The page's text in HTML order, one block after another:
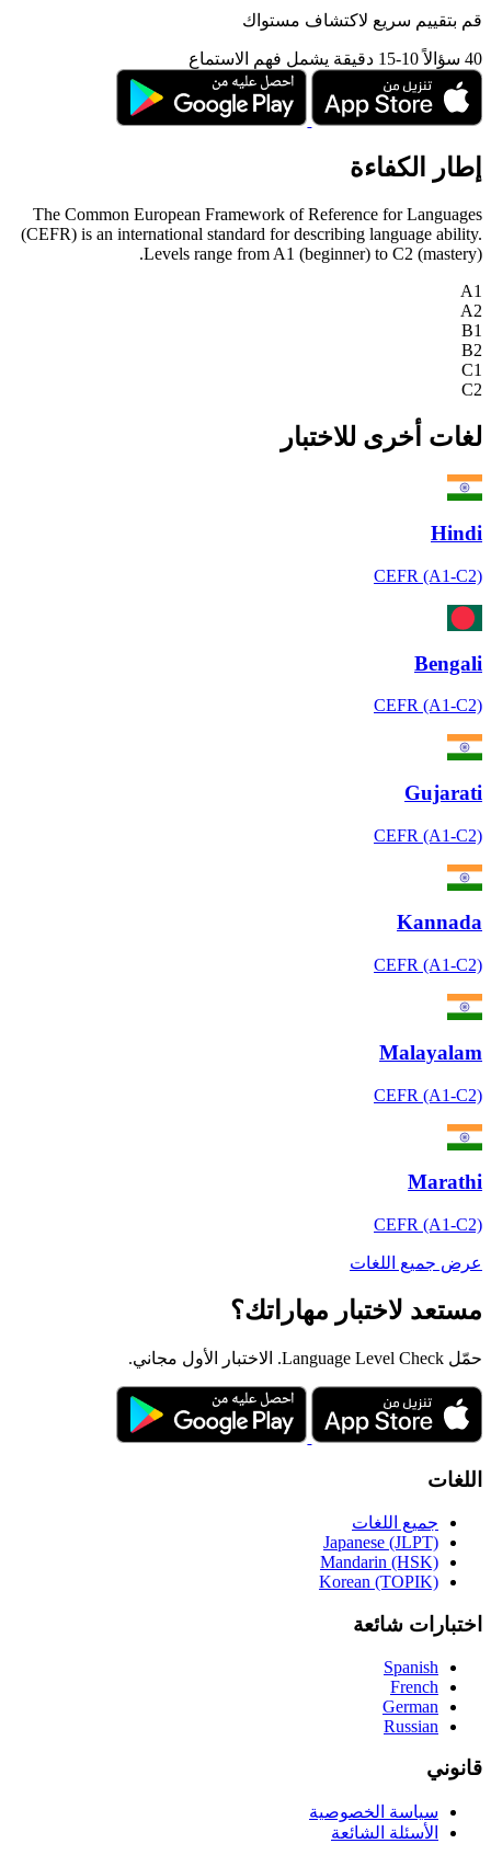
قم بتقييم سريع لاكتشاف مستواك
40 سؤالاً 10-15 دقيقة يشمل فهم الاستماع
إطار الكفاءة
The Common European Framework of Reference for Languages
(CEFR) is an international standard for describing language ability.
Levels range from A1 (beginner) to C2 (mastery).
A1
A2
B1
B2
C1
C2
لغات أخرى للاختبار
Hindi
CEFR (A1-C2)
Bengali
CEFR (A1-C2)
Gujarati
CEFR (A1-C2)
Kannada
CEFR (A1-C2)
Malayalam
CEFR (A1-C2)
Marathi
CEFR (A1-C2)
عرض جميع اللغات
مستعد لاختبار مهاراتك؟
حمّل Language Level Check. الاختبار الأول مجاني.
اللغات
جميع اللغات
Japanese (JLPT)
Mandarin (HSK)
Korean (TOPIK)
اختبارات شائعة
Spanish
French
German
Russian
قانوني
سياسة الخصوصية
الأسئلة الشائعة